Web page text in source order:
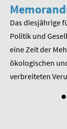
Das diesjährige
Politik und
eine Zeit der
ökologischen
verbreiteten